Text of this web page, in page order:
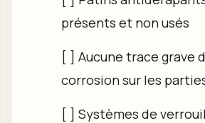
présents et non usés
[ ] Aucune trace grave
corrosion sur les
[ ] Systèmes de